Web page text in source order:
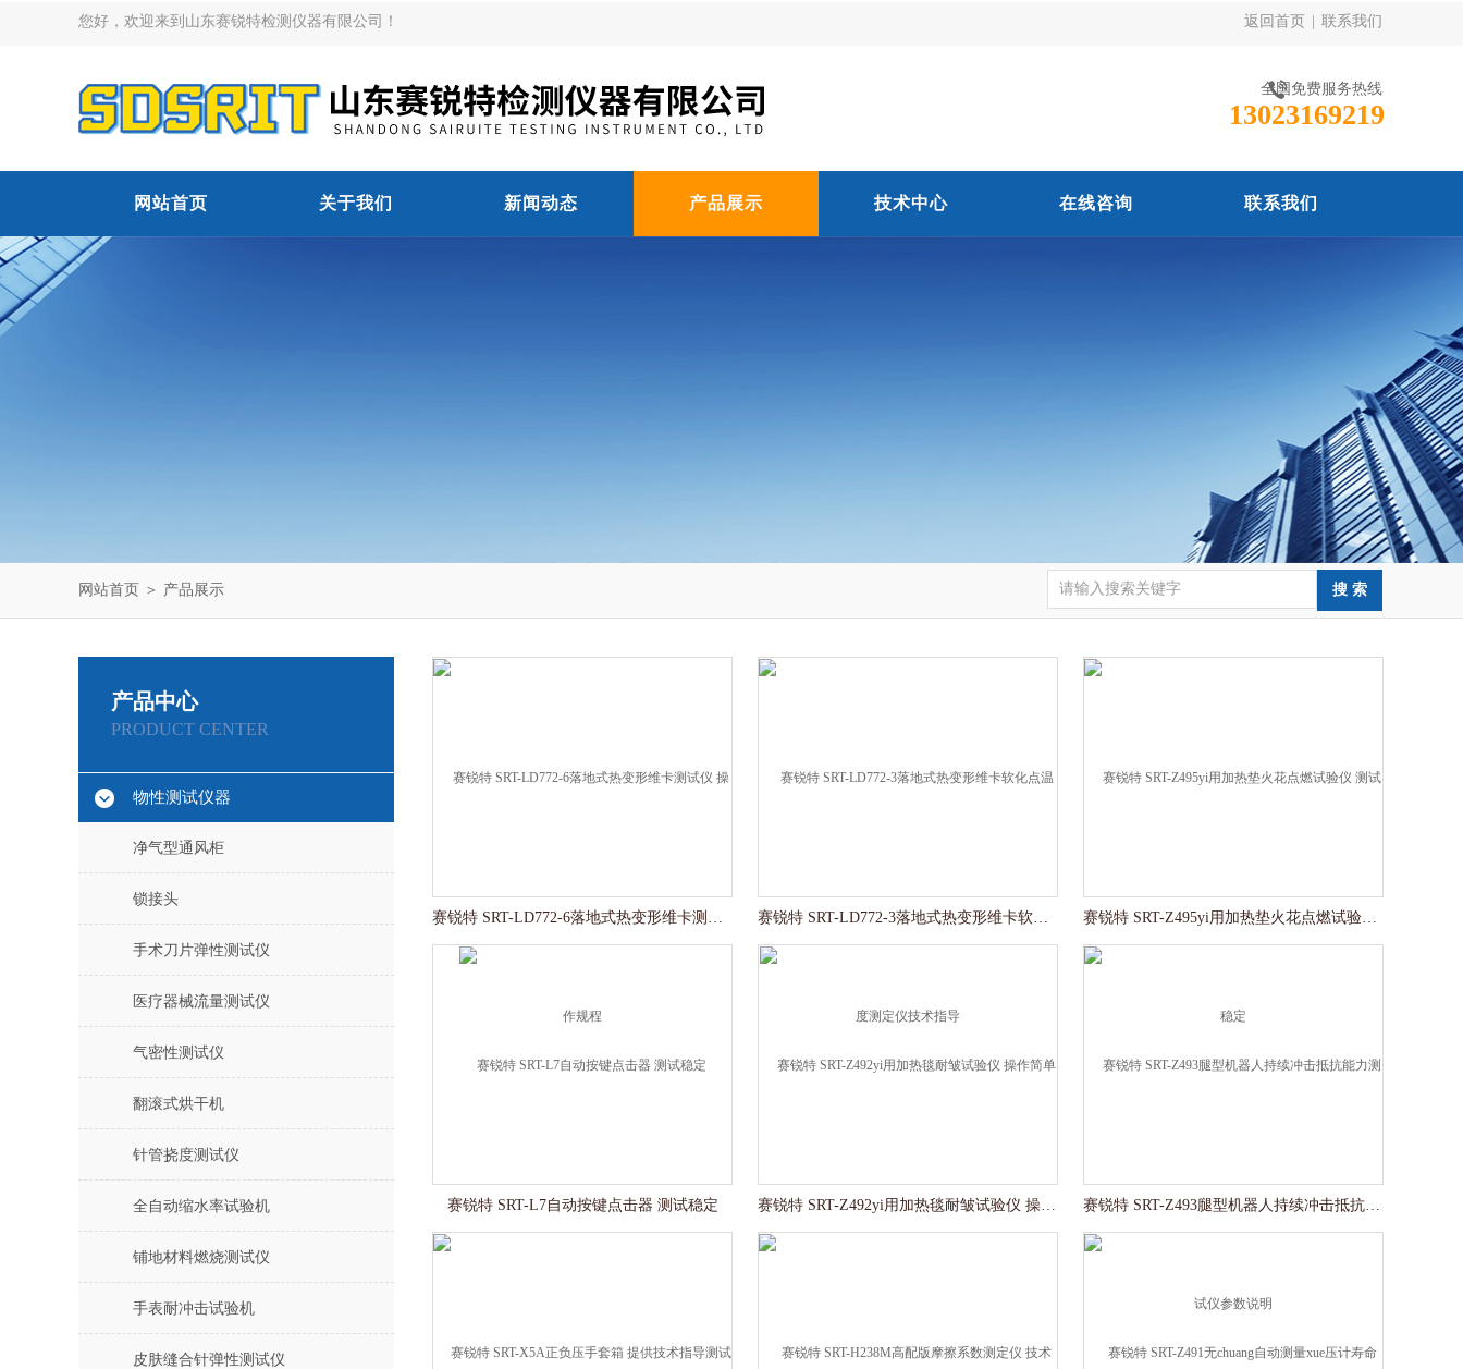
您好，欢迎来到山东赛锐特检测仪器有限公司！ 返回首页 联系我们
全国免费服务热线
13023169219
网站首页 关于我们 新闻动态 产品展示 技术中心 在线咨询 联系我们
网站首页 ＞ 产品展示
产品中心
PRODUCT CENTER
物性测试仪器
净气型通风柜
锁接头
手术刀片弹性测试仪
医疗器械流量测试仪
气密性测试仪
翻滚式烘干机
针管挠度测试仪
全自动缩水率试验机
铺地材料燃烧测试仪
手表耐冲击试验机
皮肤缝合针弹性测试仪
赛锐特 SRT-LD772-6落地式热变形维卡测试仪 操作规程 赛锐特 SRT-LD772-3落地式热变形维卡软化点温度测定仪技术指导 赛锐特 SRT-Z495yi用加热垫火花点燃试验仪 测试稳定
赛锐特 SRT-L7自动按键点击器 测试稳定 赛锐特 SRT-Z492yi用加热毯耐皱试验仪 操作简单 赛锐特 SRT-Z493腿型机器人持续冲击抵抗能力测试仪参数说明